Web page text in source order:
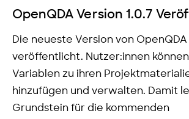
OpenQDA Version 1.0.7
Die neueste Version von
veröffentlicht. Nutzer:innen
Variablen zu ihren
hinzufügen und verwalten. Damit
Grundstein für die kommenden